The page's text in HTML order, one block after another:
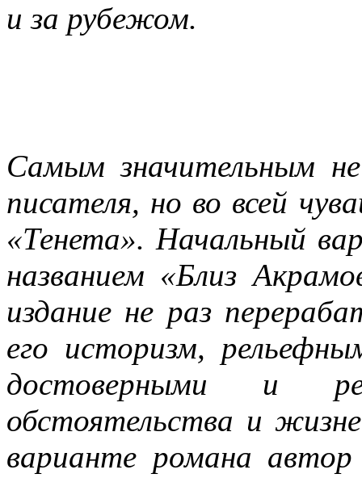
и за рубежом.
Самым значительным
писателя, но во всей
«Тенета». Начальный
названием «Близ
издание не раз
его историзм,
достоверными и
обстоятельства и
варианте романа